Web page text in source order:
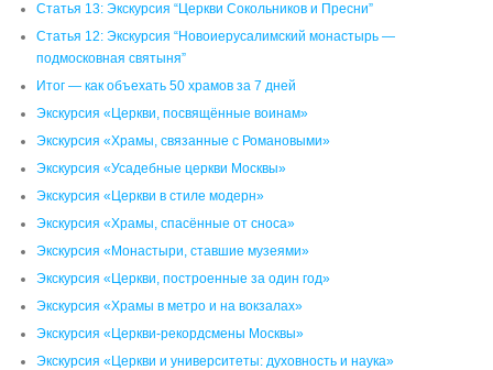
Статья 13: Экскурсия “Церкви Сокольников и Пресни”
Статья 12: Экскурсия “Новоиерусалимский монастырь —
подмосковная святыня”
Итог — как объехать 50 храмов за 7 дней
Экскурсия «Церкви, посвящённые воинам»
Экскурсия «Храмы, связанные с Романовыми»
Экскурсия «Усадебные церкви Москвы»
Экскурсия «Церкви в стиле модерн»
Экскурсия «Храмы, спасённые от сноса»
Экскурсия «Монастыри, ставшие музеями»
Экскурсия «Церкви, построенные за один год»
Экскурсия «Храмы в метро и на вокзалах»
Экскурсия «Церкви-рекордсмены Москвы»
Экскурсия «Церкви и университеты: духовность и наука»